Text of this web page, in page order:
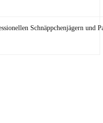
Schnäppchenjägern und